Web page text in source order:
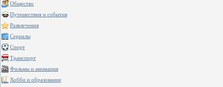
Общество
Путешествия и события
Развлечения
Сериалы
Спорт
Транспорт
Фильмы и анимация
Хобби и образование